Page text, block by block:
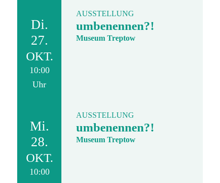
Di.
27.
OKT.
10:00
Uhr
AUSSTELLUNG
umbenennen?!
Museum Treptow
Mi.
28.
OKT.
10:00
AUSSTELLUNG
umbenennen?!
Museum Treptow